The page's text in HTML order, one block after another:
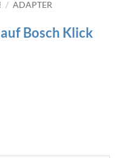
/ ADAPTER
Bosch Klick